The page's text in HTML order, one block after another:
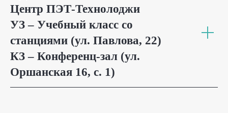
Центр ПЭТ-Технолоджи
УЗ – Учебный класс со
станциями (ул. Павлова, 22)
КЗ – Конференц-зал (ул.
Оршанская 16, с. 1)